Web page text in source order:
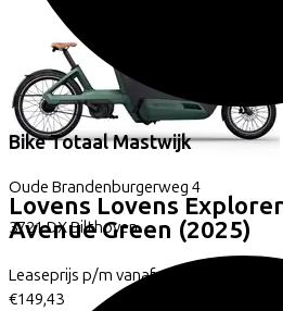
Bike Totaal Mastwijk
Oude Brandenburgerweg 4
3721 DXBilthoven
Lovens Lovens
Avenue Green (2025)
Leaseprijs p/m vanaf
€149,43